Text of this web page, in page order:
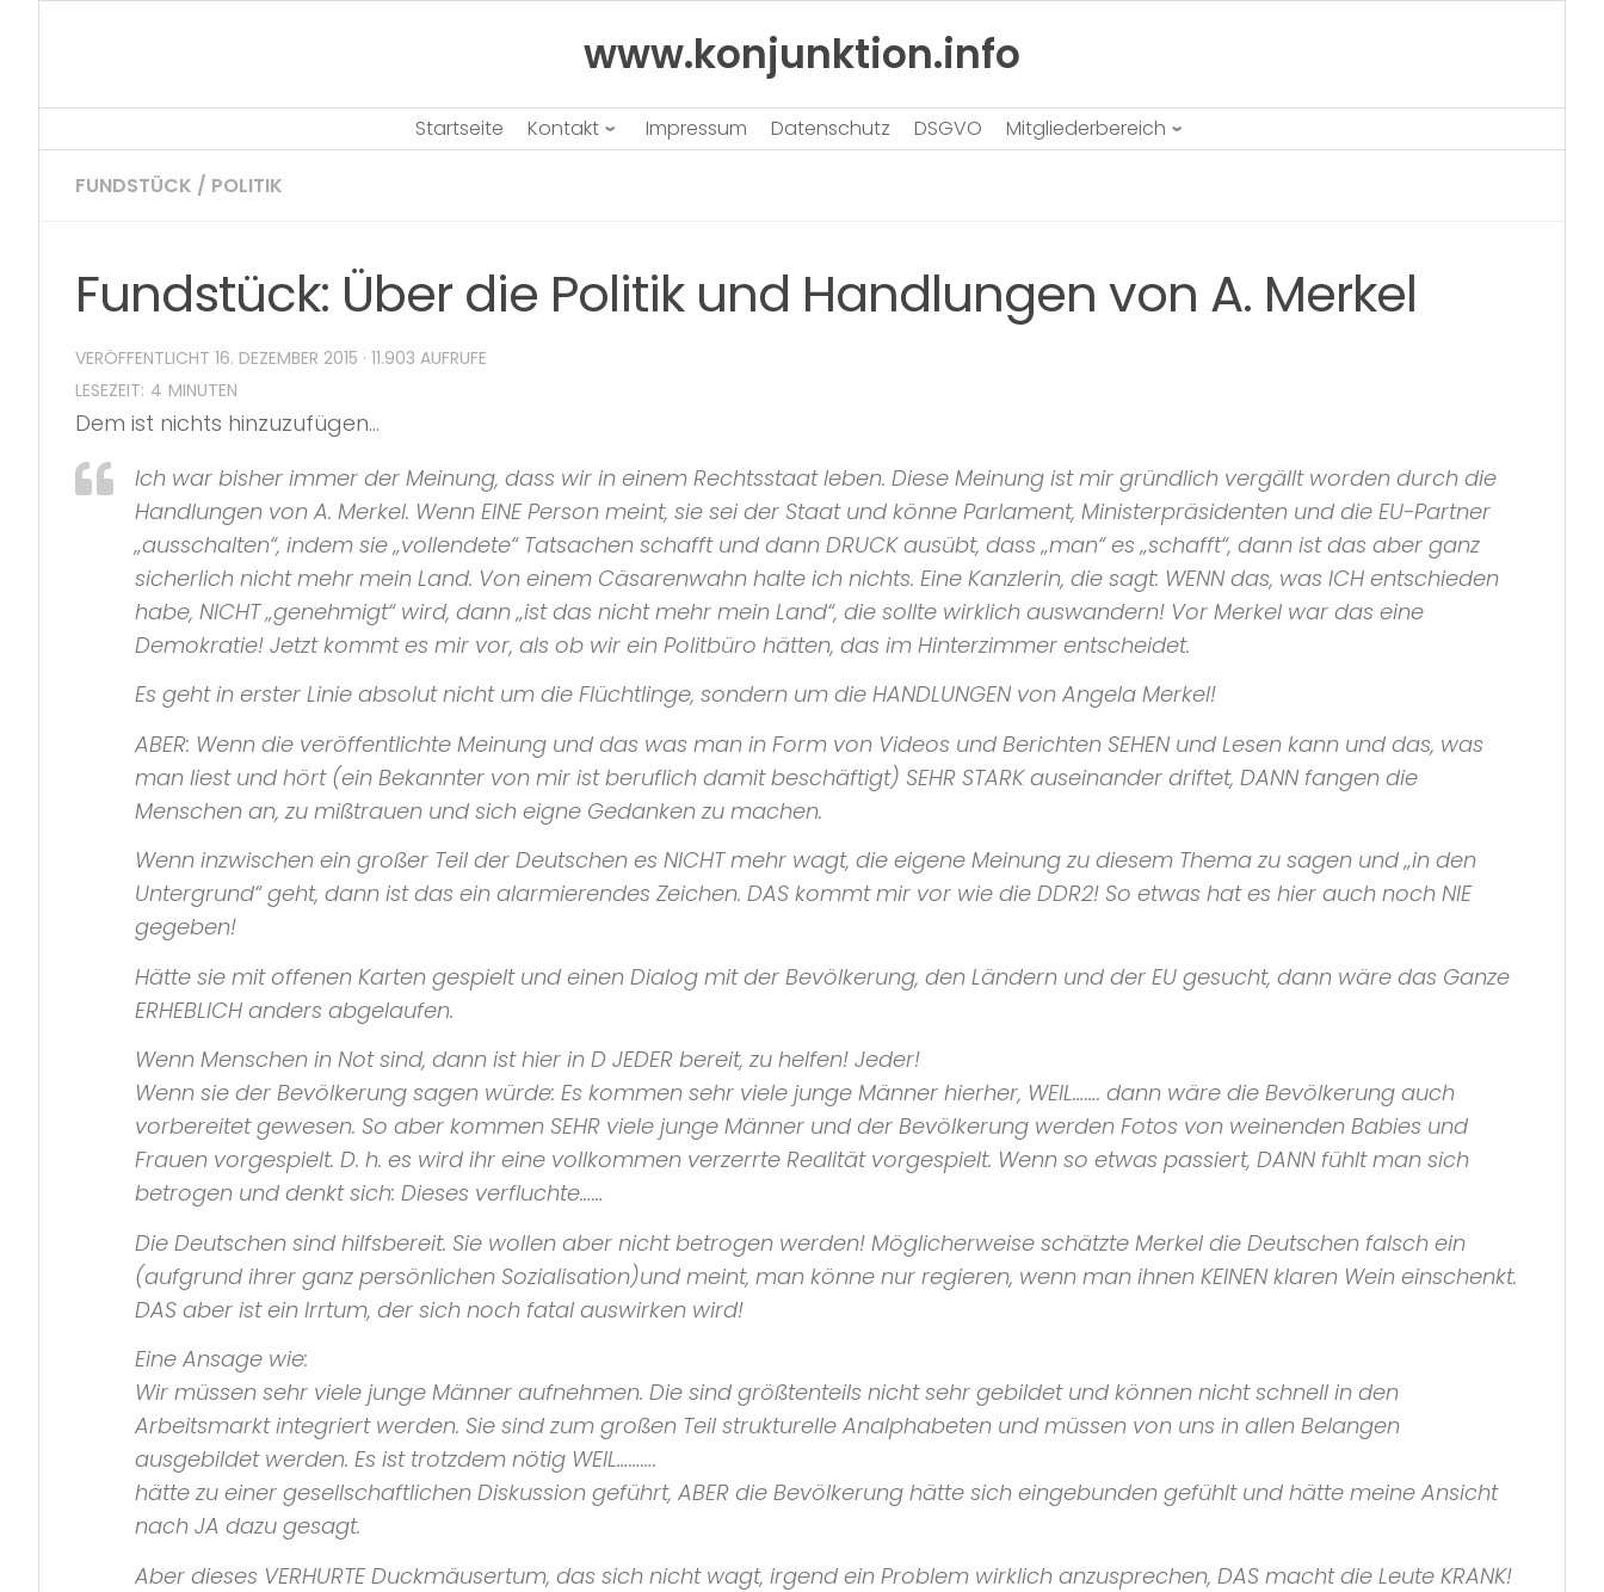
www.konjunktion.info
Startseite Kontakt Impressum Datenschutz DSGVO Mitgliederbereich
FUNDSTÜCK / POLITIK
Fundstück: Über die Politik und Handlungen von A. Merkel
VERÖFFENTLICHT 16. DEZEMBER 2015 · 11.903 AUFRUFE
Dem ist nichts hinzuzufügen…
Ich war bisher immer der Meinung, dass wir in einem Rechtsstaat leben. Diese Meinung ist mir gründlich vergällt worden durch die
Handlungen von A. Merkel. Wenn EINE Person meint, sie sei der Staat und könne Parlament, Ministerpräsidenten und die EU-Partner
„ausschalten“, indem sie „vollendete“ Tatsachen schafft und dann DRUCK ausübt, dass „man“ es „schafft“, dann ist das aber ganz
sicherlich nicht mehr mein Land. Von einem Cäsarenwahn halte ich nichts. Eine Kanzlerin, die sagt: WENN das, was ICH entschieden
habe, NICHT „genehmigt“ wird, dann „ist das nicht mehr mein Land“, die sollte wirklich auswandern! Vor Merkel war das eine
Demokratie! Jetzt kommt es mir vor, als ob wir ein Politbüro hätten, das im Hinterzimmer entscheidet.
Es geht in erster Linie absolut nicht um die Flüchtlinge, sondern um die HANDLUNGEN von Angela Merkel!
ABER: Wenn die veröffentlichte Meinung und das was man in Form von Videos und Berichten SEHEN und Lesen kann und das, was
man liest und hört (ein Bekannter von mir ist beruflich damit beschäftigt) SEHR STARK auseinander driftet, DANN fangen die
Menschen an, zu mißtrauen und sich eigne Gedanken zu machen.
Wenn inzwischen ein großer Teil der Deutschen es NICHT mehr wagt, die eigene Meinung zu diesem Thema zu sagen und „in den
Untergrund“ geht, dann ist das ein alarmierendes Zeichen. DAS kommt mir vor wie die DDR2! So etwas hat es hier auch noch NIE
gegeben!
Hätte sie mit offenen Karten gespielt und einen Dialog mit der Bevölkerung, den Ländern und der EU gesucht, dann wäre das Ganze
ERHEBLICH anders abgelaufen.
Wenn Menschen in Not sind, dann ist hier in D JEDER bereit, zu helfen! Jeder!
Wenn sie der Bevölkerung sagen würde: Es kommen sehr viele junge Männer hierher, WEIL……. dann wäre die Bevölkerung auch
vorbereitet gewesen. So aber kommen SEHR viele junge Männer und der Bevölkerung werden Fotos von weinenden Babies und
Frauen vorgespielt. D. h. es wird ihr eine vollkommen verzerrte Realität vorgespielt. Wenn so etwas passiert, DANN fühlt man sich
betrogen und denkt sich: Dieses verfluchte……
Die Deutschen sind hilfsbereit. Sie wollen aber nicht betrogen werden! Möglicherweise schätzte Merkel die Deutschen falsch ein
(aufgrund ihrer ganz persönlichen Sozialisation)und meint, man könne nur regieren, wenn man ihnen KEINEN klaren Wein einschenkt.
DAS aber ist ein Irrtum, der sich noch fatal auswirken wird!
Eine Ansage wie:
Wir müssen sehr viele junge Männer aufnehmen. Die sind größtenteils nicht sehr gebildet und können nicht schnell in den
Arbeitsmarkt integriert werden. Sie sind zum großen Teil strukturelle Analphabeten und müssen von uns in allen Belangen
ausgebildet werden. Es ist trotzdem nötig WEIL……….
hätte zu einer gesellschaftlichen Diskussion geführt, ABER die Bevölkerung hätte sich eingebunden gefühlt und hätte meine Ansicht
nach JA dazu gesagt.
Aber dieses VERHURTE Duckmäusertum, das sich nicht wagt, irgend ein Problem wirklich anzusprechen, DAS macht die Leute KRANK!